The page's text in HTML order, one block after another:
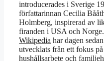
introducerades i Sverige
författarinnan Cecilia
Holmberg, inspirerad av
firanden i USA och Norge.
Wikipedia har dagen
utvecklats från ett fokus på
hushållsarbete och